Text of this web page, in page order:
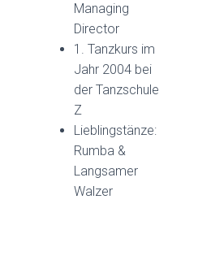
Managing
Director
1. Tanzkurs im
Jahr 2004 bei
der Tanzschule
Z
Lieblingstänze:
Rumba &
Langsamer
Walzer